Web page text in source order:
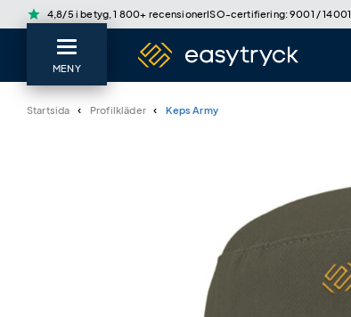
star 4,8/5 i betyg, 1 800+ recensionerISO-certifiering: 9001 / 14001
MENY
Startsida Profilkläder Keps Army